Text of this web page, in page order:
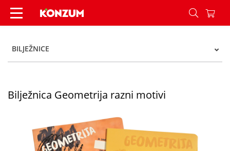
Bilježnica Geometrija razni motivi - Konzum
BILJEŽNICE
Bilježnica Geometrija razni motivi